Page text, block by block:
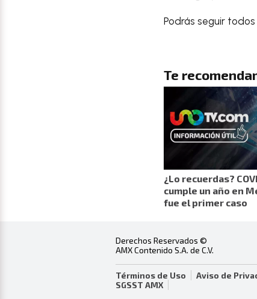
Podrás seguir
Te
¿Lo recuerdas?
cumple un año en
fue el primer caso
Derechos Reservados ©
AMX Contenido S.A. de C.V.
Términos de Uso Aviso de
SGSST AMX